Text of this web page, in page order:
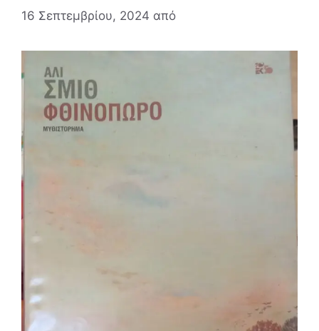
16 Σεπτεμβρίου, 2024 από